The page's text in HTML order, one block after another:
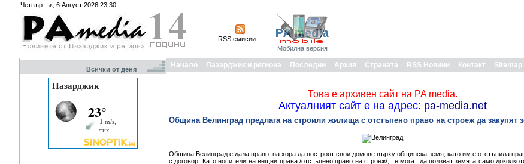
Четвъртък, 6 Август 2026 23:30
RSS емисии
Мобилна версия
Всички от деня Начало Пазарджик и региона Последни Архив Страната RSS Новини Контакт Sitemap
Това е архивен сайт на PA media.
Актуалният сайт е на адрес: pa-media.net
Община Велинград предлага на строили жилища с отстъпено право на строеж да закупят
Община Велинград е дала право на хора да построят свои домове върху общинска земя, като им е отстъпила
с договор. Като носители на вещни права /отстъпено право на строеж/, те могат да ползват земята само